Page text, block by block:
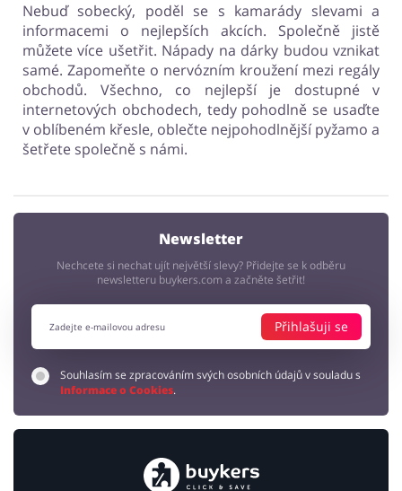
Nebuď sobecký, poděl se s kamarády slevami a
informacemi o nejlepších akcích. Společně jistě
můžete více ušetřit. Nápady na dárky budou vznikat
samé. Zapomeňte o nervózním kroužení mezi regály
obchodů. Všechno, co nejlepší je dostupné v
internetových obchodech, tedy pohodlně se usaďte
v oblíbeném křesle, oblečte nejpohodlnější pyžamo a
šetřete společně s námi.
Newsletter
Nechcete si nechat ujít největší slevy? Přidejte se k odběru
newsletteru buykers.com a začněte šetřit!
Přihlašuji se
Souhlasím se zpracováním svých osobních údajů v souladu s
Informace o Cookies.